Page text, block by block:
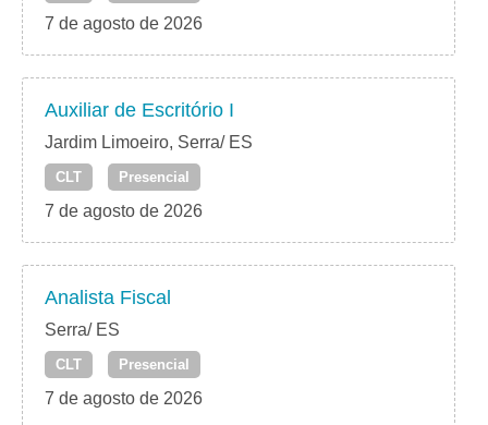
7 de agosto de 2026
Auxiliar de Escritório I
Jardim Limoeiro, Serra/ ES
CLT Presencial
7 de agosto de 2026
Analista Fiscal
Serra/ ES
CLT Presencial
7 de agosto de 2026